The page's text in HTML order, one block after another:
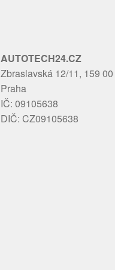
AUTOTECH24.CZ
Zbraslavská 12/11, 159 00
Praha
IČ: 09105638
DIČ: CZ09105638